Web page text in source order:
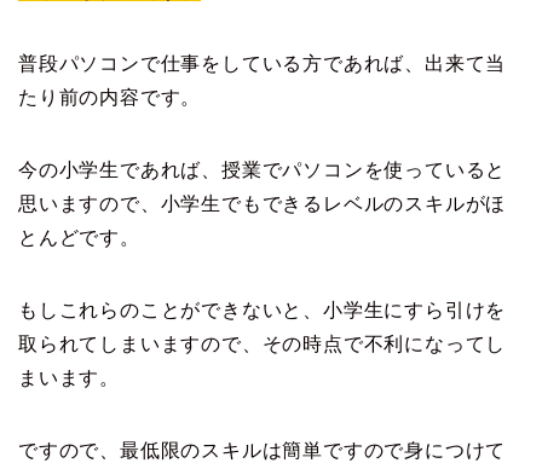
普段パソコンで仕事をしている方であれば、出来て当
たり前の内容です。
今の小学生であれば、授業でパソコンを使っていると
思いますので、小学生でもできるレベルのスキルがほ
とんどです。
もしこれらのことができないと、小学生にすら引けを
取られてしまいますので、その時点で不利になってし
まいます。
ですので、最低限のスキルは簡単ですので身につけて